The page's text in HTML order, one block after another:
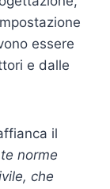
essere
e dalle
il
norme
che